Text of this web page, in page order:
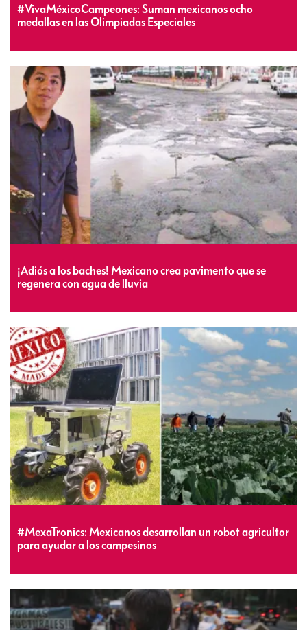
#VivaMéxicoCampeones: Suman mexicanos ocho
medallas en las Olimpiadas Especiales
¡Adiós a los baches! Mexicano crea pavimento que se
regenera con agua de lluvia
#MexaTronics: Mexicanos desarrollan un robot agricultor
para ayudar a los campesinos